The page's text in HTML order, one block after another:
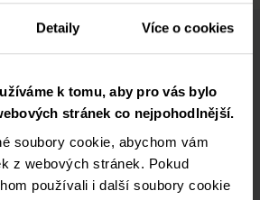
Detaily Více o cookies
k tomu, aby pro vás bylo
stránek co nejpohodlnější.
soubory cookie, abychom vám
z webových stránek. Pokud
používali i další soubory cookie
tržní analýzy a články...
Odebírat